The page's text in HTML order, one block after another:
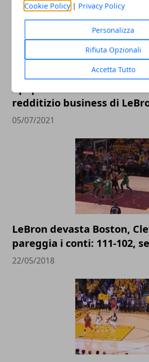
Cookie Policy | Privacy Policy
Personalizza
Rifiuta Opzionali
Accetta Tutto
I paperoni della NBA: il
redditizio business di
05/07/2021
LeBron devasta Boston,
pareggia i conti: 111-102,
22/05/2018